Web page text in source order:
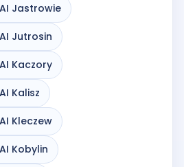
Jastrowie
Jutrosin
Kaczory
Kalisz
Kleczew
Kobylin